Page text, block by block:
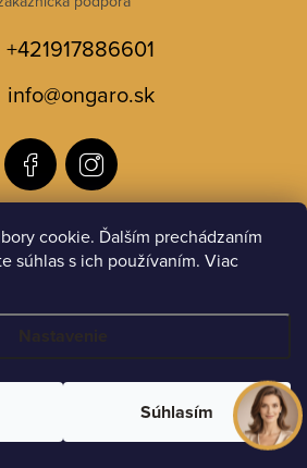
cookie. Ďalším prechádzaním
súhlas s ich používaním. Viac
Súhlasím
+421917886601
info@ongaro.sk
. Všetky práva vyhradené.